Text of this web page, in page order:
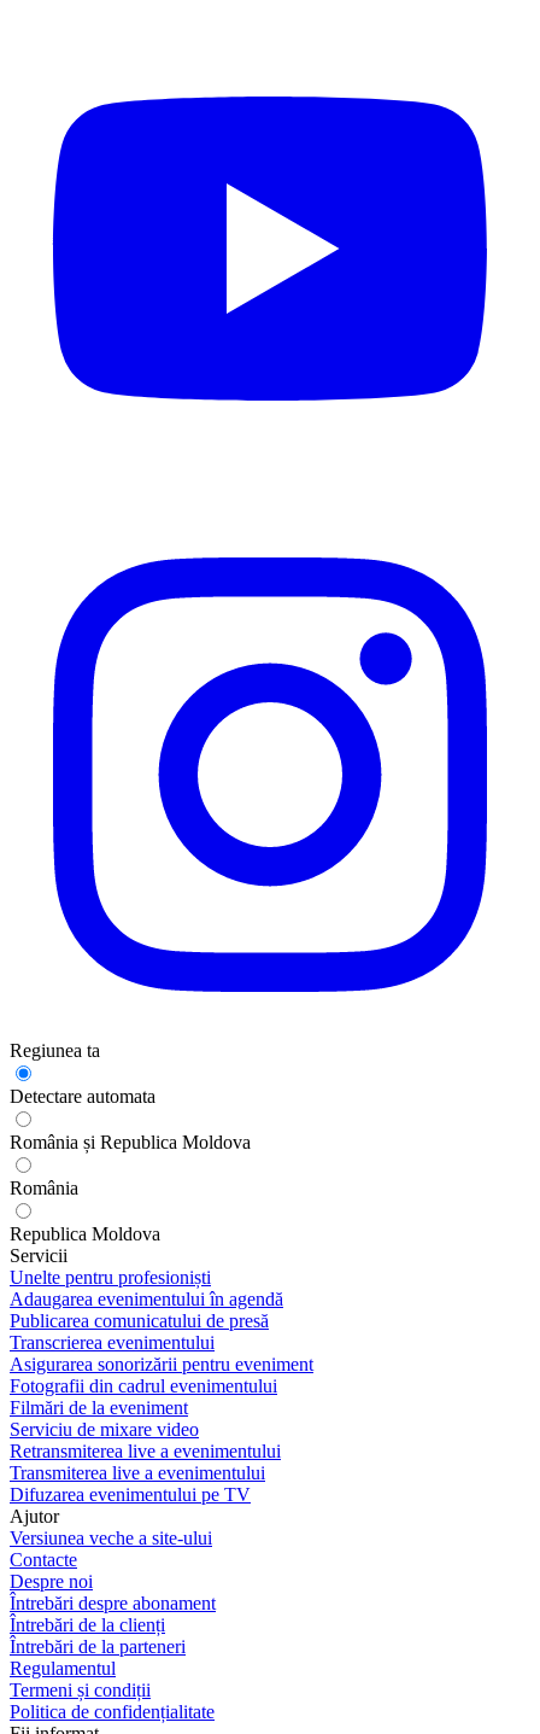
Regiunea ta
Detectare automata
România și Republica Moldova
România
Republica Moldova
Servicii
Unelte pentru profesioniști
Adaugarea evenimentului în agendă
Publicarea comunicatului de presă
Transcrierea evenimentului
Asigurarea sonorizării pentru eveniment
Fotografii din cadrul evenimentului
Filmări de la eveniment
Serviciu de mixare video
Retransmiterea live a evenimentului
Transmiterea live a evenimentului
Difuzarea evenimentului pe TV
Ajutor
Versiunea veche a site-ului
Contacte
Despre noi
Întrebări despre abonament
Întrebări de la clienți
Întrebări de la parteneri
Regulamentul
Termeni și condiții
Politica de confidențialitate